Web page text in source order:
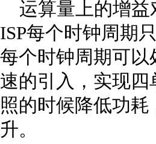
运算量上的增益
ISP每个时钟周期
每个时钟周期可
速的引入，实现
照的时候降低功
升。